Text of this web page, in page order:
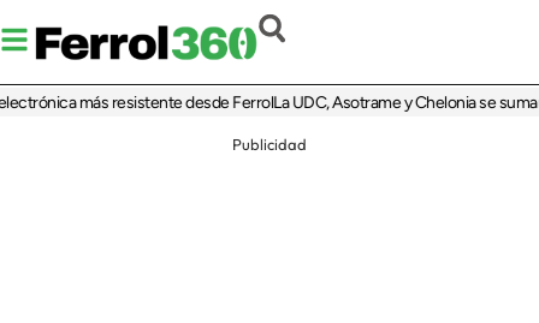
más resistente desde FerrolLa UDC, Asotrame y Chelonia se suman al
Publicidad